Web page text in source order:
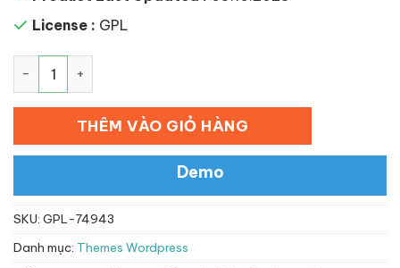
License : GPL
THÊM VÀO GIỎ HÀNG
Demo
SKU: GPL-74943
Danh mục: Themes Wordpress